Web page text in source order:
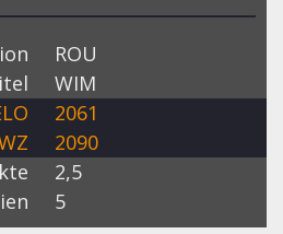
ROU
WIM
2061
2090
2,5
5